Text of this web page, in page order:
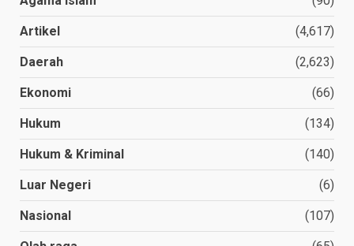
Artikel (4,617)
Daerah (2,623)
Ekonomi (66)
Hukum (134)
Hukum & Kriminal (140)
Luar Negeri (6)
Nasional (107)